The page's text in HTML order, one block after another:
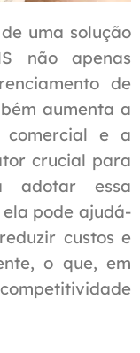
uma solução
não apenas
de
aumenta a
comercial e a
crucial para
adotar essa
pode ajudá-
custos e
o que, em